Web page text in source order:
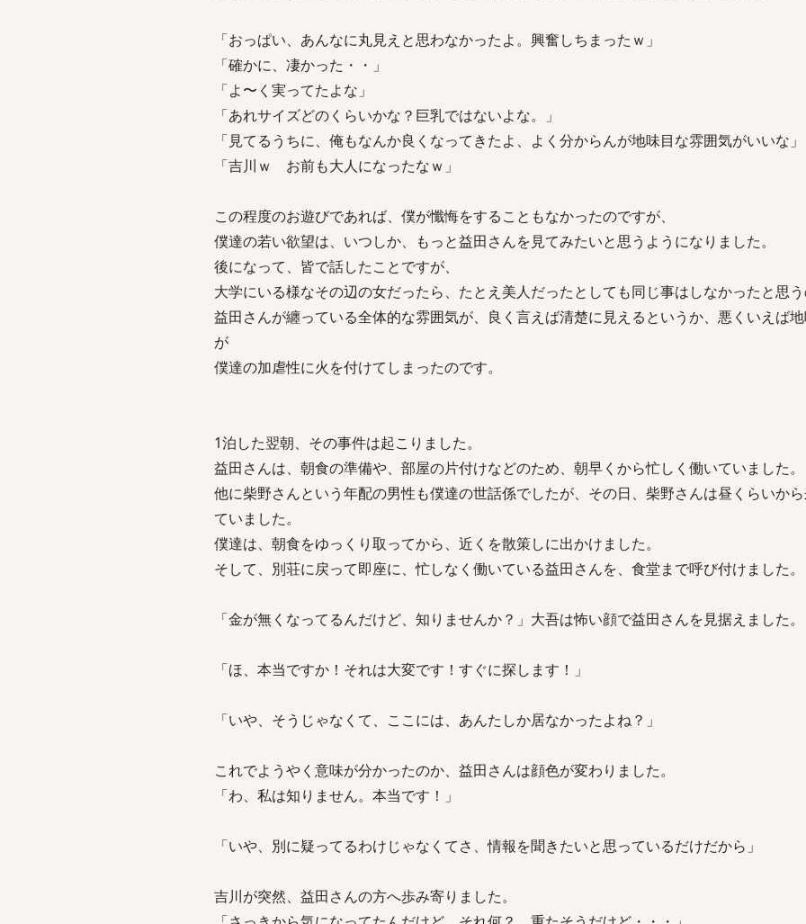
「おっぱい、あんなに丸見えと思わなかったよ。興奮しちまったｗ」
「確かに、凄かった・・」
「よ〜く実ってたよな」
「あれサイズどのくらいかな？巨乳ではないよな。」
「見てるうちに、俺もなんか良くなってきたよ、よく分からんが地味目な雰囲気がいいな」
「吉川ｗ お前も大人になったなｗ」
この程度のお遊びであれば、僕が懺悔をすることもなかったのですが、
僕達の若い欲望は、いつしか、もっと益田さんを見てみたいと思うようになりました。
後になって、皆で話したことですが、
大学にいる様なその辺の女だったら、たとえ美人だったとしても同じ事はしなかったと思
益田さんが纏っている全体的な雰囲気が、良く言えば清楚に見えるというか、悪くいえば
が
僕達の加虐性に火を付けてしまったのです。
1泊した翌朝、その事件は起こりました。
益田さんは、朝食の準備や、部屋の片付けなどのため、朝早くから忙しく働いていました。
他に柴野さんという年配の男性も僕達の世話係でしたが、その日、柴野さんは昼くらいか
ていました。
僕達は、朝食をゆっくり取ってから、近くを散策しに出かけました。
そして、別荘に戻って即座に、忙しなく働いている益田さんを、食堂まで呼び付けました。
「金が無くなってるんだけど、知りませんか？」大吾は怖い顔で益田さんを見据えました。
「ほ、本当ですか！それは大変です！すぐに探します！」
「いや、そうじゃなくて、ここには、あんたしか居なかったよね？」
これでようやく意味が分かったのか、益田さんは顔色が変わりました。
「わ、私は知りません。本当です！」
「いや、別に疑ってるわけじゃなくてさ、情報を聞きたいと思っているだけだから」
吉川が突然、益田さんの方へ歩み寄りました。